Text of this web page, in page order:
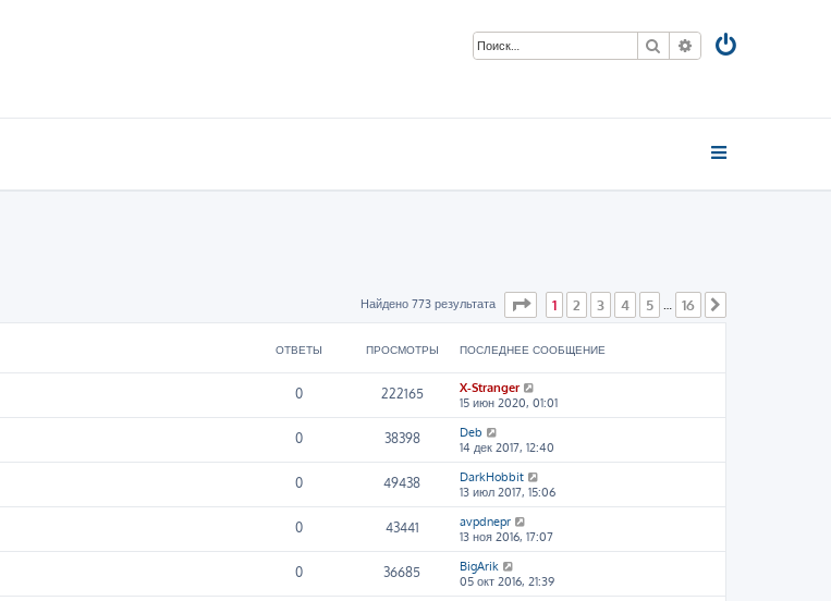
Поиск Расширенный
Найдено 773 результата Страница из
1 2 3 4 5 16
ОТВЕТЫ ПРОСМОТРЫ ПОСЛЕДНЕЕ СООБЩЕНИЕ
0 222165
X-Stranger
15 июн 2020, 01:01
0 38398
Deb
14 дек 2017, 12:40
0 49438
DarkHobbit
13 июл 2017, 15:06
0 43441
avpdnepr
13 ноя 2016, 17:07
0 36685
BigArik
05 окт 2016, 21:39